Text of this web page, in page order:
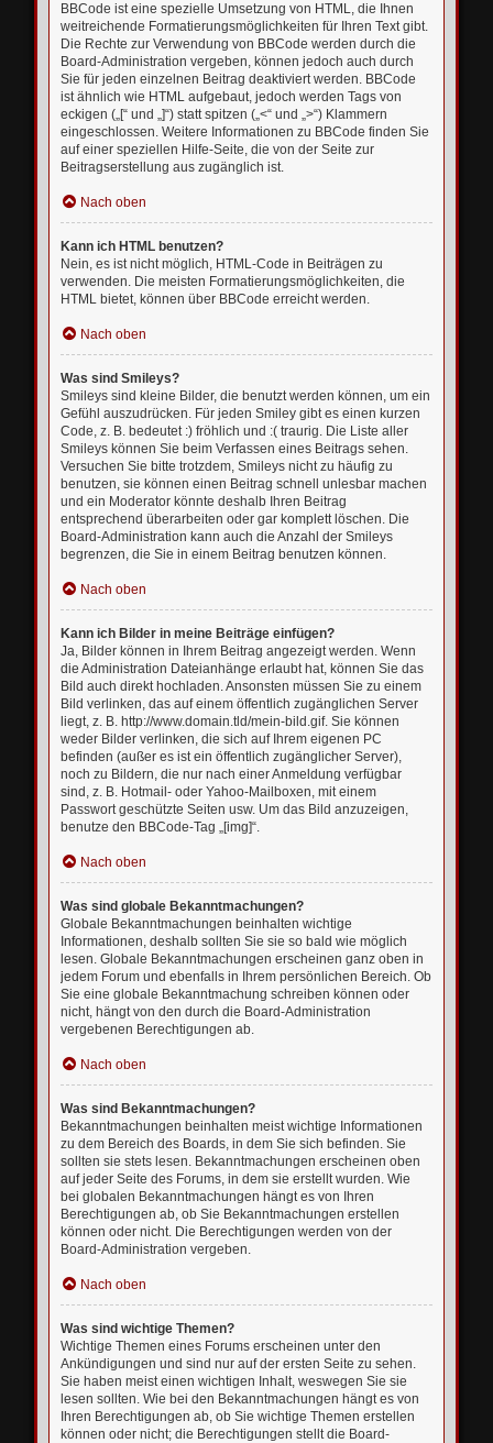
BBCode ist eine spezielle Umsetzung von HTML, die Ihnen
weitreichende Formatierungsmöglichkeiten für Ihren Text gibt.
Die Rechte zur Verwendung von BBCode werden durch die
Board-Administration vergeben, können jedoch auch durch
Sie für jeden einzelnen Beitrag deaktiviert werden. BBCode
ist ähnlich wie HTML aufgebaut, jedoch werden Tags von
eckigen („[“ und „]“) statt spitzen („<“ und „>“) Klammern
eingeschlossen. Weitere Informationen zu BBCode finden Sie
auf einer speziellen Hilfe-Seite, die von der Seite zur
Beitragserstellung aus zugänglich ist.
Nach oben
Kann ich HTML benutzen?
Nein, es ist nicht möglich, HTML-Code in Beiträgen zu
verwenden. Die meisten Formatierungsmöglichkeiten, die
HTML bietet, können über BBCode erreicht werden.
Nach oben
Was sind Smileys?
Smileys sind kleine Bilder, die benutzt werden können, um ein
Gefühl auszudrücken. Für jeden Smiley gibt es einen kurzen
Code, z. B. bedeutet :) fröhlich und :( traurig. Die Liste aller
Smileys können Sie beim Verfassen eines Beitrags sehen.
Versuchen Sie bitte trotzdem, Smileys nicht zu häufig zu
benutzen, sie können einen Beitrag schnell unlesbar machen
und ein Moderator könnte deshalb Ihren Beitrag
entsprechend überarbeiten oder gar komplett löschen. Die
Board-Administration kann auch die Anzahl der Smileys
begrenzen, die Sie in einem Beitrag benutzen können.
Nach oben
Kann ich Bilder in meine Beiträge einfügen?
Ja, Bilder können in Ihrem Beitrag angezeigt werden. Wenn
die Administration Dateianhänge erlaubt hat, können Sie das
Bild auch direkt hochladen. Ansonsten müssen Sie zu einem
Bild verlinken, das auf einem öffentlich zugänglichen Server
liegt, z. B. http://www.domain.tld/mein-bild.gif. Sie können
weder Bilder verlinken, die sich auf Ihrem eigenen PC
befinden (außer es ist ein öffentlich zugänglicher Server),
noch zu Bildern, die nur nach einer Anmeldung verfügbar
sind, z. B. Hotmail- oder Yahoo-Mailboxen, mit einem
Passwort geschützte Seiten usw. Um das Bild anzuzeigen,
benutze den BBCode-Tag „[img]“.
Nach oben
Was sind globale Bekanntmachungen?
Globale Bekanntmachungen beinhalten wichtige
Informationen, deshalb sollten Sie sie so bald wie möglich
lesen. Globale Bekanntmachungen erscheinen ganz oben in
jedem Forum und ebenfalls in Ihrem persönlichen Bereich. Ob
Sie eine globale Bekanntmachung schreiben können oder
nicht, hängt von den durch die Board-Administration
vergebenen Berechtigungen ab.
Nach oben
Was sind Bekanntmachungen?
Bekanntmachungen beinhalten meist wichtige Informationen
zu dem Bereich des Boards, in dem Sie sich befinden. Sie
sollten sie stets lesen. Bekanntmachungen erscheinen oben
auf jeder Seite des Forums, in dem sie erstellt wurden. Wie
bei globalen Bekanntmachungen hängt es von Ihren
Berechtigungen ab, ob Sie Bekanntmachungen erstellen
können oder nicht. Die Berechtigungen werden von der
Board-Administration vergeben.
Nach oben
Was sind wichtige Themen?
Wichtige Themen eines Forums erscheinen unter den
Ankündigungen und sind nur auf der ersten Seite zu sehen.
Sie haben meist einen wichtigen Inhalt, weswegen Sie sie
lesen sollten. Wie bei den Bekanntmachungen hängt es von
Ihren Berechtigungen ab, ob Sie wichtige Themen erstellen
können oder nicht; die Berechtigungen stellt die Board-